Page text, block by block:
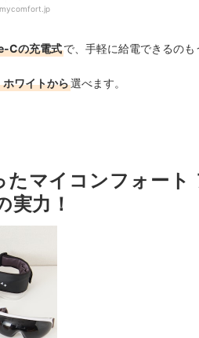
mycomfort.jp
Cの充電式で、手軽に給電できるのも
ワイトから選べます。
マイコンフォート
実力！